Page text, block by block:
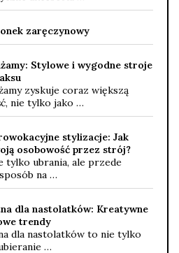
zaręczynowy
Stylowe i wygodne stroje
zyskuje coraz większą
nie tylko jako …
stylizacje: Jak
osobowość przez strój?
tylko ubrania, ale przede
na …
dla nastolatków: Kreatywne
trendy
dla nastolatków to nie tylko
…